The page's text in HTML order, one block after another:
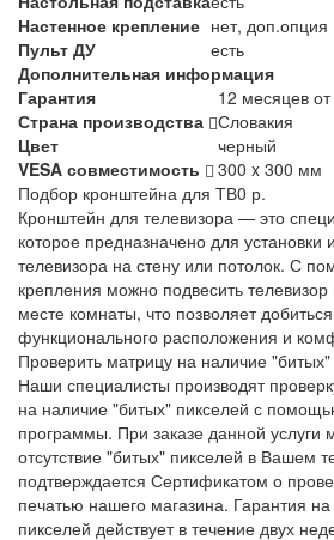
Настенное крепление нет, доп.опция
Пульт ДУ
есть
Дополнительная информация
Гарантия
12 месяцев
Страна производства Словакия
Цвет
черный
VESA совместимость
300 x 300 мм
Подбор кронштейна для ТВ0 р.
Кронштейн для телевизора — это
которое предназначено для
телевизора на стену или потолок. С
крепления можно подвесить
месте комнаты, что позволяет
функционального расположения и
Проверить матрицу на наличие "битых"
Наши специалисты производят
на наличие "битых" пикселей с
программы. При заказе данной услуги
отсутствие "битых" пикселей в Вашем
подтверждается Сертификатом о
печатью нашего магазина. Гарантия на
пикселей действует в течение двух